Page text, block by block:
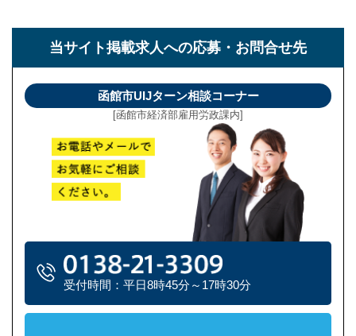
当サイト掲載求人への応募・お問合せ先
函館市UIJターン相談コーナー
[函館市経済部雇用労政課内]
受付時間：平日8時45分～17時30分